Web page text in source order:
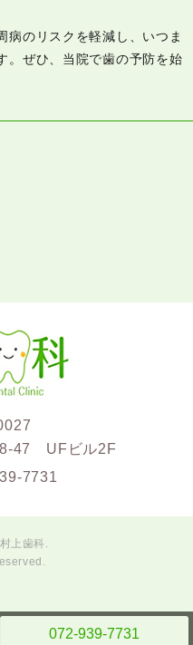
病のリスクを軽減し、いつま
。ぜひ、当院で歯の予防を始
072-939-7731
8-47 UFビル2F
7731
上歯科.